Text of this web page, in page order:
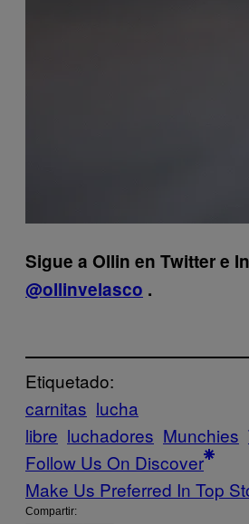
Sigue a Ollin en Twitter e
@ollinvelasco .
Etiquetado:
carnitas lucha
libre luchadores Munchies
Follow Us On Discover
Make Us Preferred In Top
Compartir: